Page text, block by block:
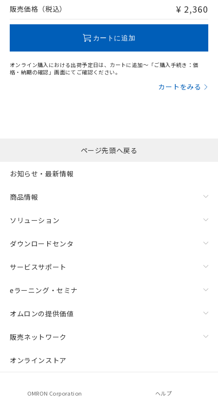
問い合わせください。
販売価格（税込） ¥ 2,360
カートに追加
オンライン購入における出荷予定日は、カートに追加～「ご購入手続き：価
格・納期の確認」画面にてご確認ください。
カートをみる
ページ先頭へ戻る
お知らせ・最新情報
商品情報
ソリューション
ダウンロードセンタ
サービスサポート
eラーニング・セミナ
オムロンの提供価値
販売ネットワーク
オンラインストア
OMRON Corporation ヘルプ